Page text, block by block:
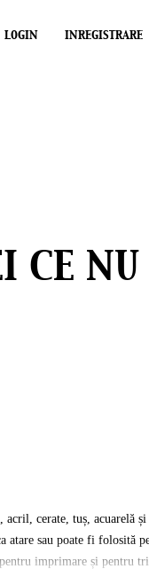
LOGIN INREGISTRARE
CE
acril, cerate, tuș, acuarelă
atare sau poate fi folosită
imprimare și pentru